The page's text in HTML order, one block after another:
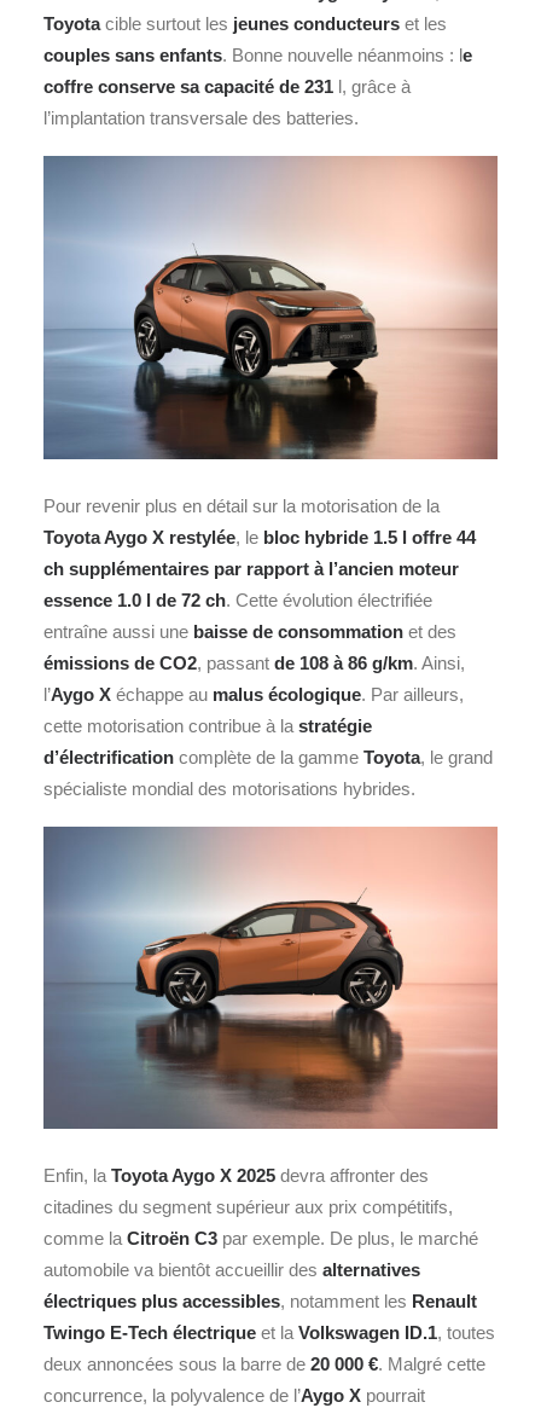
Toyotacible surtout les jeunes conducteurs et les
couples sans enfants. Bonne nouvelle néanmoins : le
coffre conserve sa capacité de 231 l, grâce à
l’implantation transversale des batteries.
Pour revenir plus en détail sur la motorisation de la
Toyota Aygo X restylée, le bloc hybride 1.5 l offre 44
ch supplémentaires par rapport à l’ancien moteur
essence 1.0 l de 72 ch. Cette évolution électrifiée
entraîne aussi une baisse de consommation et des
émissions de CO2, passant de 108 à 86 g/km. Ainsi,
l’Aygo X échappe au malus écologique. Par ailleurs,
cette motorisation contribue à la stratégie
d’électrification complète de la gamme Toyota, le grand
spécialiste mondial des motorisations hybrides.
Enfin, la Toyota Aygo X 2025 devra affronter des
citadines du segment supérieur aux prix compétitifs,
comme la Citroën C3 par exemple. De plus, le marché
automobile va bientôt accueillir des alternatives
électriques plus accessibles, notamment les Renault
Twingo E-Tech électrique et la Volkswagen ID.1, toutes
deux annoncées sous la barre de 20 000 €. Malgré cette
concurrence, la polyvalence de l’Aygo X pourrait